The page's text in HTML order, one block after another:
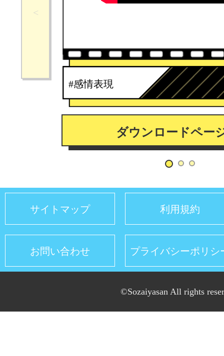
#感情表現
ダウンロードペー
サイトマップ 利用規約
お問い合わせ プライバシーポリシ
©Sozaiyasan All rights